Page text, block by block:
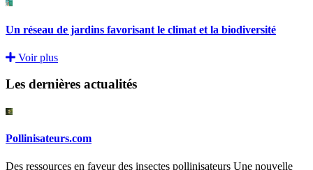
Un réseau de jardins favorisant le climat et la biodiversité
Voir plus
Les dernières actualités
Pollinisateurs.com
Des ressources en faveur des insectes pollinisateurs Une nouvelle